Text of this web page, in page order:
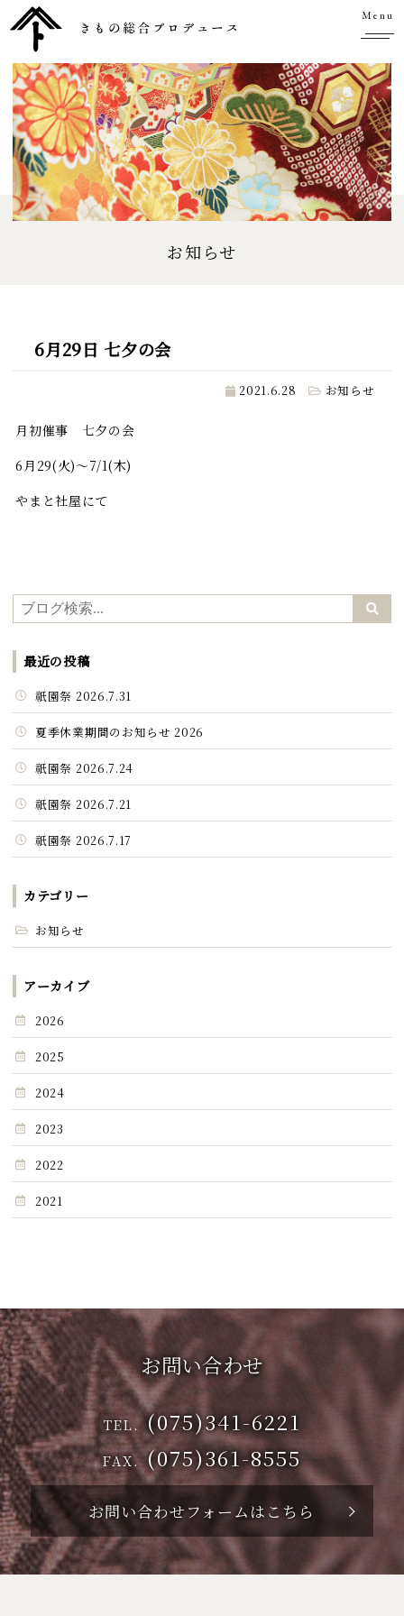
Menu
お知らせ
6月29日 七夕の会
2021.6.28 お知らせ
月初催事 七夕の会
6月29(火)～7/1(木)
やまと社屋にて
最近の投稿
祇園祭 2026.7.31
夏季休業期間のお知らせ 2026
祇園祭 2026.7.24
祇園祭 2026.7.21
祇園祭 2026.7.17
カテゴリー
お知らせ
アーカイブ
2026
2025
2024
2023
2022
2021
お問い合わせ
TEL. (075)341-6221
FAX.(075)361-8555
お問い合わせフォームはこちら